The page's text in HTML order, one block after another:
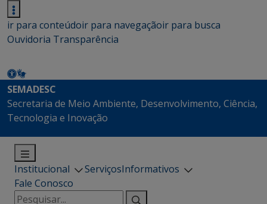
ir para conteúdoir para navegaçãoir para busca
Ouvidoria Transparência
SEMADESC
Secretaria de Meio Ambiente, Desenvolvimento, Ciência,
Tecnologia e Inovação
Institucional ServiçosInformativos
Fale Conosco
Pesquisar